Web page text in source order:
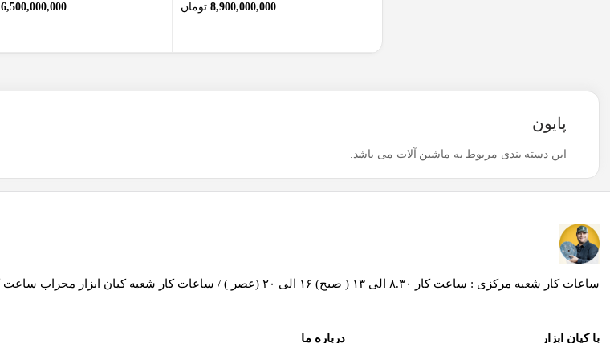
8,900,000,000 تومان 6,500,000,000
پایون
این دسته بندی مربوط به ماشین آلات می باشد.
ساعات کار شعبه مرکزی : ساعت کار ۸.۳۰ الی ۱۳ ( صبح) ۱۶ الی ۲۰ (عصر ) / ساعات کار شعبه کیان ابزار محراب ساعت کار ۸.۳۰ الی۱۹ و روز های پنج شنبه از ساعت 8:30 الی 13:30
با کیان ابزار درباره ما